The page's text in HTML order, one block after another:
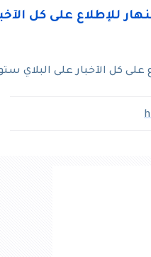
كل الآخبار على البلاي